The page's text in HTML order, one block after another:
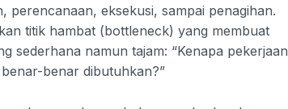
perencanaan, eksekusi, sampai penagihan.
titik hambat (bottleneck) yang membuat
sederhana namun tajam: “Kenapa pekerjaan
benar dibutuhkan?”